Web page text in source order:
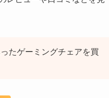
たゲーミングチェアを買